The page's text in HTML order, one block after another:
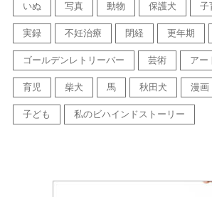
いぬ 写真 動物 保護犬 子
実録 不妊治療 閉経 更年期
ゴールデンレトリーバー 芸術 アー
育児 柴犬 馬 秋田犬 漫画
子ども 私のビハインドストーリー